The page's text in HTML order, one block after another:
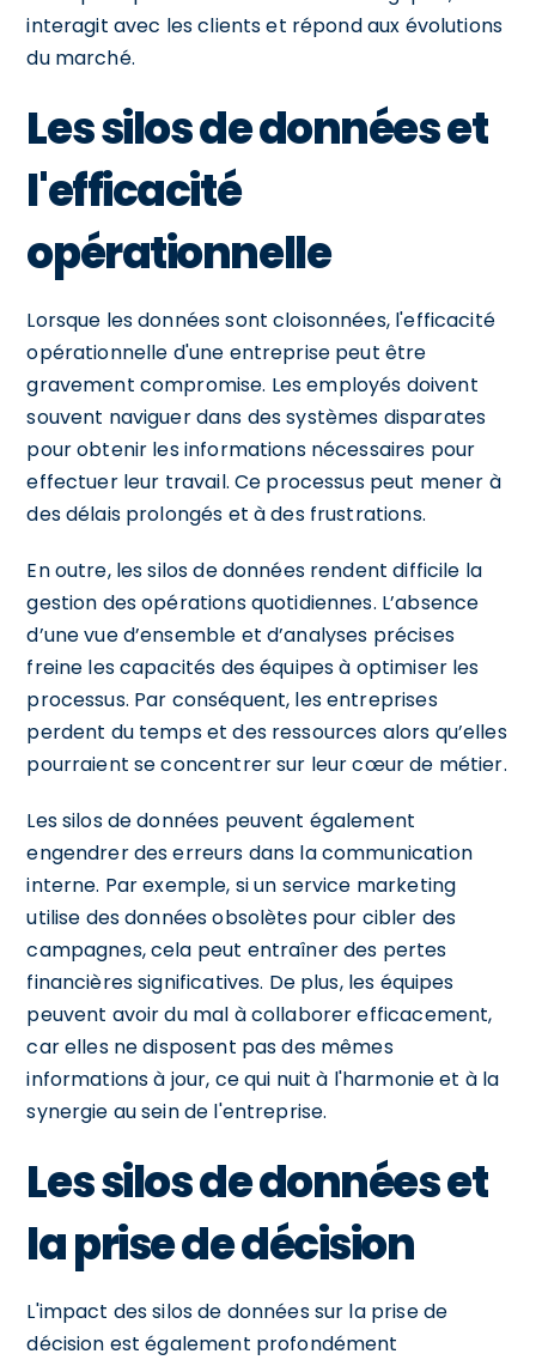
interagit avec les clients et répond aux évolutions
du marché.
Les silos de données et
l'efficacité
opérationnelle
Lorsque les données sont cloisonnées, l'efficacité
opérationnelle d'une entreprise peut être
gravement compromise. Les employés doivent
souvent naviguer dans des systèmes disparates
pour obtenir les informations nécessaires pour
effectuer leur travail. Ce processus peut mener à
des délais prolongés et à des frustrations.
En outre, les silos de données rendent difficile la
gestion des opérations quotidiennes. L’absence
d’une vue d’ensemble et d’analyses précises
freine les capacités des équipes à optimiser les
processus. Par conséquent, les entreprises
perdent du temps et des ressources alors qu’elles
pourraient se concentrer sur leur cœur de métier.
Les silos de données peuvent également
engendrer des erreurs dans la communication
interne. Par exemple, si un service marketing
utilise des données obsolètes pour cibler des
campagnes, cela peut entraîner des pertes
financières significatives. De plus, les équipes
peuvent avoir du mal à collaborer efficacement,
car elles ne disposent pas des mêmes
informations à jour, ce qui nuit à l'harmonie et à la
synergie au sein de l'entreprise.
Les silos de données et
la prise de décision
L'impact des silos de données sur la prise de
décision est également profondément